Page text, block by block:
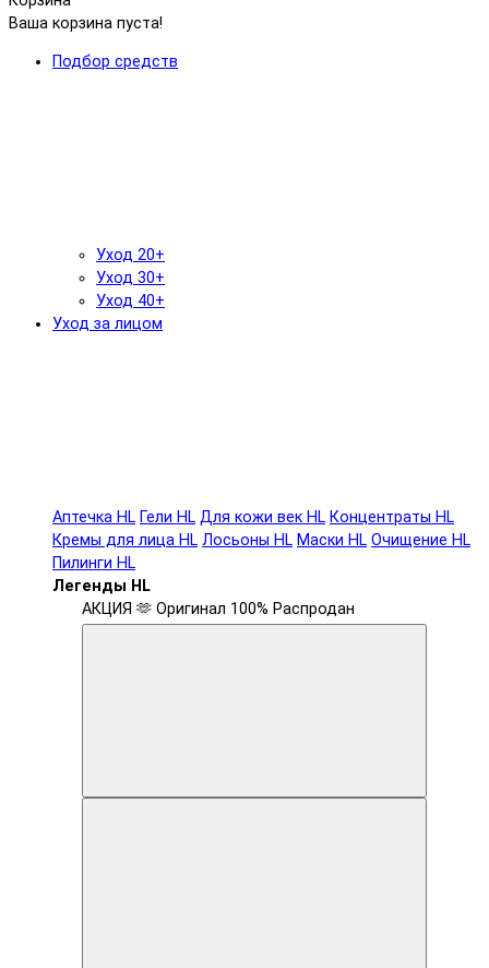
Ваша корзина пуста!
Подбор средств
Уход 20+
Уход 30+
Уход 40+
Уход за лицом
Аптечка HL Гели HL Для кожи век HL Концентраты HL
Кремы для лица HL Лосьоны HL Маски HL Очищение HL
Пилинги HL
Легенды HL
АКЦИЯ 🫶 Оригинал 100% Распродан